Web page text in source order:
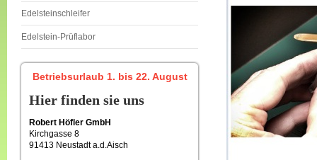
Edelsteinschleifer
Edelstein-Prüflabor
Betriebsurlaub 1. bis 22. August
Hier finden sie uns
Robert Höfler GmbH
Kirchgasse 8
91413 Neustadt a.d.Aisch